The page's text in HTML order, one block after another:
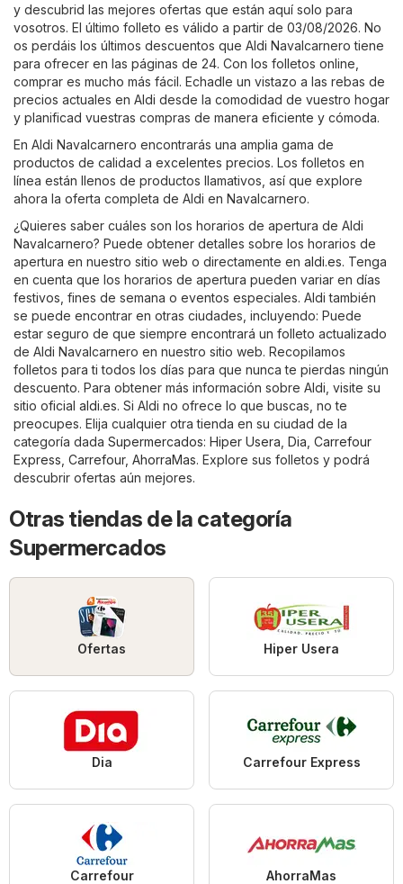
y descubrid las mejores ofertas que están aquí solo para
vosotros. El último folleto es válido a partir de 03/08/2026. No
os perdáis los últimos descuentos que Aldi Navalcarnero tiene
para ofrecer en las páginas de 24. Con los folletos online,
comprar es mucho más fácil. Echadle un vistazo a las rebas de
precios actuales en Aldi desde la comodidad de vuestro hogar
y planificad vuestras compras de manera eficiente y cómoda.
En Aldi Navalcarnero encontrarás una amplia gama de
productos de calidad a excelentes precios. Los folletos en
línea están llenos de productos llamativos, así que explore
ahora la oferta completa de Aldi en Navalcarnero.
¿Quieres saber cuáles son los horarios de apertura de Aldi
Navalcarnero? Puede obtener detalles sobre los horarios de
apertura en nuestro sitio web o directamente en aldi.es. Tenga
en cuenta que los horarios de apertura pueden variar en días
festivos, fines de semana o eventos especiales. Aldi también
se puede encontrar en otras ciudades, incluyendo: Puede
estar seguro de que siempre encontrará un folleto actualizado
de Aldi Navalcarnero en nuestro sitio web. Recopilamos
folletos para ti todos los días para que nunca te pierdas ningún
descuento. Para obtener más información sobre Aldi, visite su
sitio oficial aldi.es. Si Aldi no ofrece lo que buscas, no te
preocupes. Elija cualquier otra tienda en su ciudad de la
categoría dada Supermercados: Hiper Usera Dia Carrefour
Express Carrefour, AhorraMas. Explore sus folletos y podrá
descubrir ofertas aún mejores.
Otras tiendas de la categoría
Supermercados
Ofertas Hiper Usera
Dia Carrefour Express
Carrefour AhorraMas